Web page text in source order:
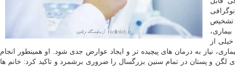
تشخیص
از
نیاز به درمان های پیچیده تر و ایجاد عوارض جدی شود. او همینطور انجام
های دوره ای لگن و پستان در تمام سنین بزرگسال را ضروری برشمرد و تاکید کرد: خانم ها